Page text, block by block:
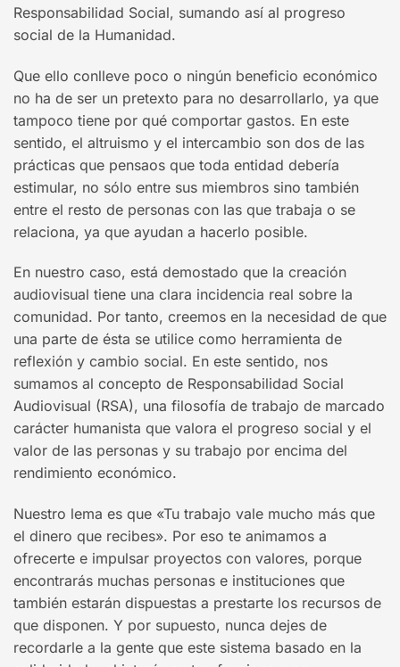
Responsabilidad Social, sumando así al progreso
social de la Humanidad.
Que ello conlleve poco o ningún beneficio económico
no ha de ser un pretexto para no desarrollarlo, ya que
tampoco tiene por qué comportar gastos. En este
sentido, el altruismo y el intercambio son dos de las
prácticas que pensaos que toda entidad debería
estimular, no sólo entre sus miembros sino también
entre el resto de personas con las que trabaja o se
relaciona, ya que ayudan a hacerlo posible.
En nuestro caso, está demostado que la creación
audiovisual tiene una clara incidencia real sobre la
comunidad. Por tanto, creemos en la necesidad de que
una parte de ésta se utilice como herramienta de
reflexión y cambio social. En este sentido, nos
sumamos al concepto de Responsabilidad Social
Audiovisual (RSA), una filosofía de trabajo de marcado
carácter humanista que valora el progreso social y el
valor de las personas y su trabajo por encima del
rendimiento económico.
Nuestro lema es que «Tu trabajo vale mucho más que
el dinero que recibes». Por eso te animamos a
ofrecerte e impulsar proyectos con valores, porque
encontrarás muchas personas e instituciones que
también estarán dispuestas a prestarte los recursos de
que disponen. Y por supuesto, nunca dejes de
recordarle a la gente que este sistema basado en la